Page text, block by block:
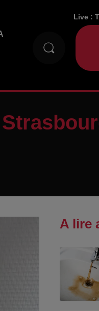
Live :
A lire